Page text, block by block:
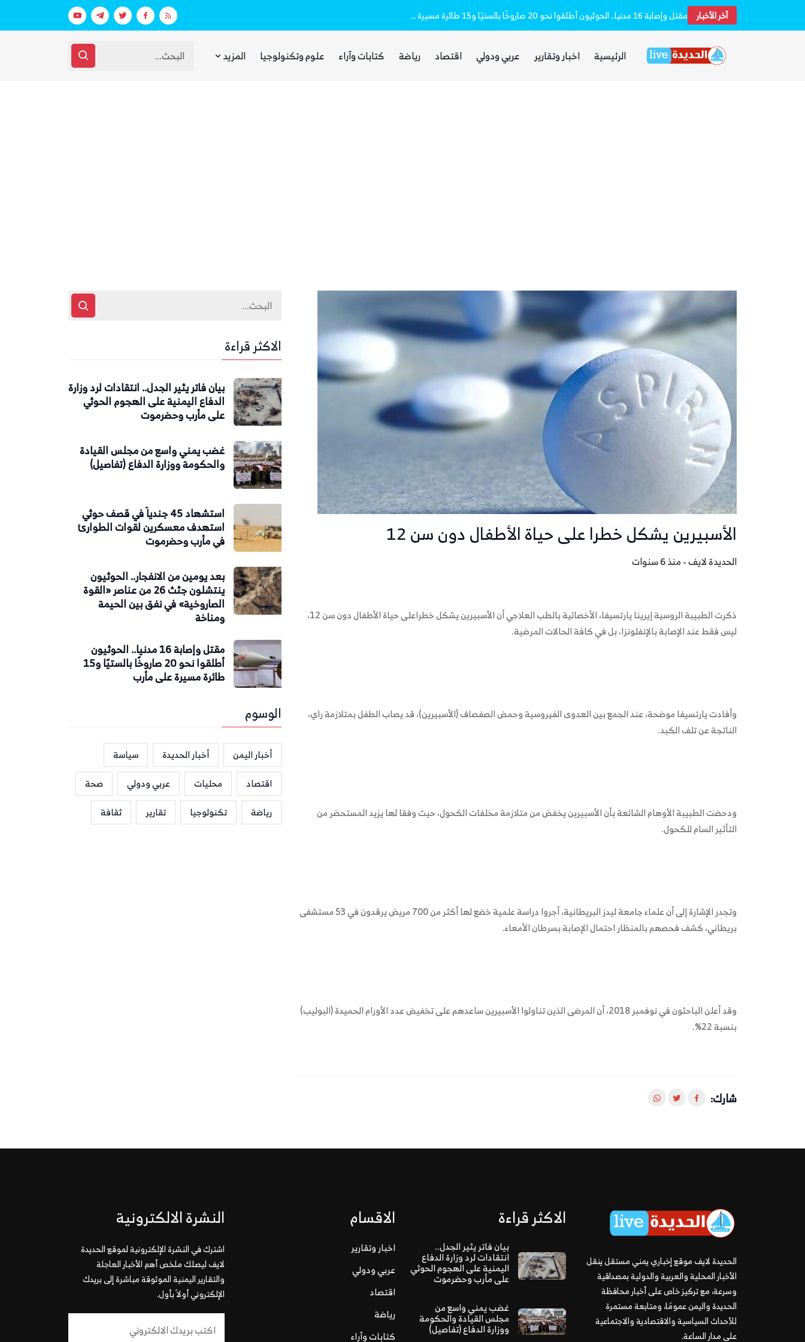
آخر الأخباربعد يومين من الانفجار.. الحوثيون ينتشلون جثث 26 من عناصر «القوة الصاروخية» في نفق بين الحيمة ومناخة مقتل وإصابة 16 مدنيا.. الحوثيون أطلقوا نحو 20 صاروخًا بالستيًا و15 طائرة مسيرة على مأرب
الرئيسية اخبار وتقارير عربي ودولي اقتصاد رياضة كتابات وآراء علوم وتكنولوجيا المزيد
الأسبيرين يشكل خطرا على حياة الأطفال دون سن 12
الحديدة لايف - منذ 6 سنوات
ذكرت الطبيبة الروسية إيرينا يارتسيفا، الأخصائية بالطب العلاجي أن الأسبيرين يشكل خطراعلى حياة الأطفال دون سن 12،
ليس فقط عند الإصابة بالإنفلونزا، بل في كافة الحالات المرضية.
وأفادت يارتسيفا موضحة، عند الجمع بين العدوى الفيروسية وحمض الصفصاف (الأسبيرين)، قد يصاب الطفل بمتلازمة راي،
الناتجة عن تلف الكبد.
ودحضت الطبيبة الأوهام الشائعة بأن الأسبيرين يخفض من متلازمة مخلفات الكحول، حيث وفقا لها يزيد المستحضر من
التأثير السام للكحول.
وتجدر الإشارة إلى أن علماء جامعة ليدز البريطانية، أجروا دراسة علمية خضع لها أكثر من 700 مريض يرقدون في 53 مستشفى
بريطاني، كشف فحصهم بالمنظار احتمال الإصابة بسرطان الأمعاء.
وقد أعلن الباحثون في نوفمبر 2018، أن المرضى الذين تناولوا الأسبيرين ساعدهم على تخفيض عدد الأورام الحميدة (البوليب)
بنسبة 22%.
شارك:
الاكثر قراءة
بيان فاتر يثير الجدل.. انتقادات لرد وزارة
الدفاع اليمنية على الهجوم الحوثي
على مأرب وحضرموت
غضب يمني واسع من مجلس القيادة
والحكومة ووزارة الدفاع (تفاصيل)
استشهاد 45 جندياً في قصف حوثي
استهدف معسكرين لقوات الطوارئ
في مأرب وحضرموت
بعد يومين من الانفجار.. الحوثيون
ينتشلون جثث 26 من عناصر «القوة
الصاروخية» في نفق بين الحيمة
ومناخة
مقتل وإصابة 16 مدنيا.. الحوثيون
أطلقوا نحو 20 صاروخًا بالستيًا و15
طائرة مسيرة على مأرب
الوسوم
أخبار اليمن أخبار الحديدة
سياسة
اقتصاد
محليات عربي ودولي
صحة
رياضة
تكنولوجيا تقارير ثقافة
الحديدة لايف موقع إخباري يمني مستقل ينقل
الأخبار المحلية والعربية والدولية بمصداقية
وسرعة، مع تركيز خاص على أخبار محافظة
الحديدة واليمن عمومًا، ومتابعة مستمرة
للأحداث السياسية والاقتصادية والاجتماعية
على مدار الساعة.
الاكثر قراءة
بيان فاتر يثير الجدل..
انتقادات لرد وزارة الدفاع
اليمنية على الهجوم الحوثي
على مأرب وحضرموت
غضب يمني واسع من
مجلس القيادة والحكومة
ووزارة الدفاع (تفاصيل)
الاقسام
اخبار وتقارير
عربي ودولي
اقتصاد
رياضة
كتابات وآراء
النشرة الالكترونية
اشترك في النشرة الإلكترونية لموقع الحديدة
لايف ليصلك ملخص أهم الأخبار العاجلة
والتقارير اليمنية الموثوقة مباشرة إلى بريدك
الإلكتروني أولاً بأول.